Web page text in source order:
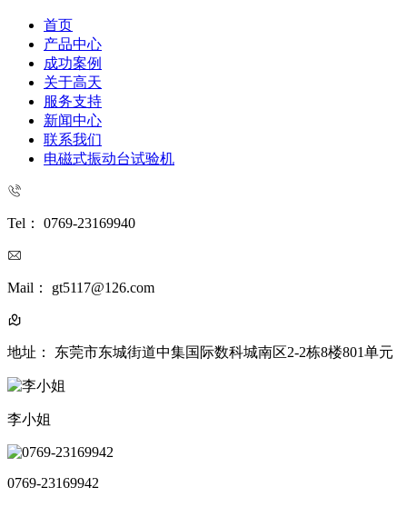
首页
产品中心
成功案例
关于高天
服务支持
新闻中心
联系我们
电磁式振动台试验机
Tel： 0769-23169940
Mail： gt5117@126.com
地址： 东莞市东城街道中集国际数科城南区2-2栋8楼801单元
李小姐
0769-23169942